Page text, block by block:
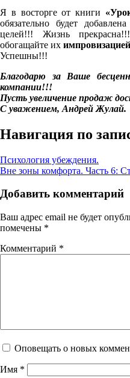
Я в восторге от книги
обязательно будет
целей!!! Жизнь
обогащайте их импровизацией
Успешны!!!
Благодарю за Ваше
компании!!!
Пусть увеличение продаж
С уважением, Андрей Жулай.
Навигация по
Психология убеждения.
Вне зоны комфорта. Часть 6:
Добавить комментарий
Ваш адрес email не будет
помечены *
Комментарий *
Оповещать о новых
Имя *